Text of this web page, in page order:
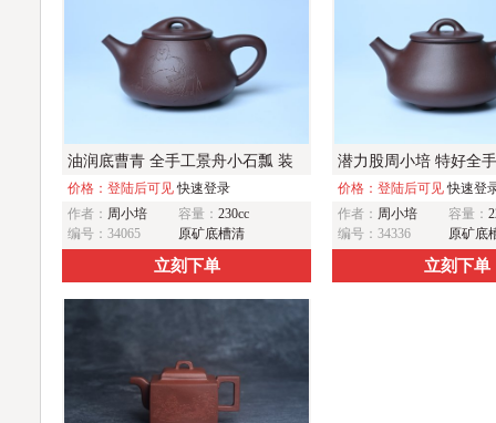
油润底曹青 全手工景舟小石瓢 装
饰人物 特文气
价格：登陆后可见快速登录
作者： 周小培 容量： 230cc
编号：34065
原矿底槽清
立刻下单
潜力股周小培 特好全
盖石瓢茶壶 壶特好 期
价格：登陆后可见快速登
作者： 周小培 容量：
编号：34336
原矿底
立刻下单